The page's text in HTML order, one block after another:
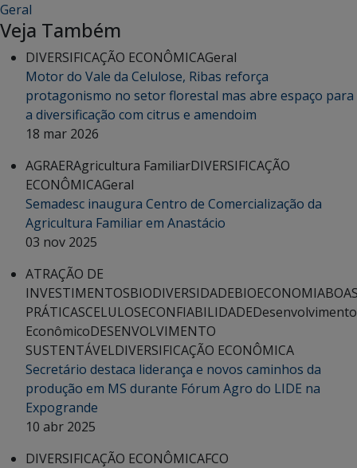
Geral
Veja Também
DIVERSIFICAÇÃO ECONÔMICAGeral
Motor do Vale da Celulose, Ribas reforça
protagonismo no setor florestal mas abre espaço para
a diversificação com citrus e amendoim
18 mar 2026
AGRAERAgricultura FamiliarDIVERSIFICAÇÃO
ECONÔMICAGeral
Semadesc inaugura Centro de Comercialização da
Agricultura Familiar em Anastácio
03 nov 2025
ATRAÇÃO DE
INVESTIMENTOSBIODIVERSIDADEBIOECONOMIA
PRÁTICASCELULOSECONFIABILIDADEDesenvolvimento
EconômicoDESENVOLVIMENTO
SUSTENTÁVELDIVERSIFICAÇÃO ECONÔMICA
Secretário destaca liderança e novos caminhos da
produção em MS durante Fórum Agro do LIDE na
Expogrande
10 abr 2025
DIVERSIFICAÇÃO ECONÔMICAFCO